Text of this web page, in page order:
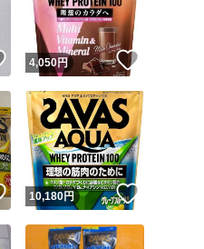
このユーザーは高頻度で24時間以
ます
このユーザーは高頻度で24時間以内
このユーザーは設定した発送日数内
いいね！
4,050円
いいね！
10,180円